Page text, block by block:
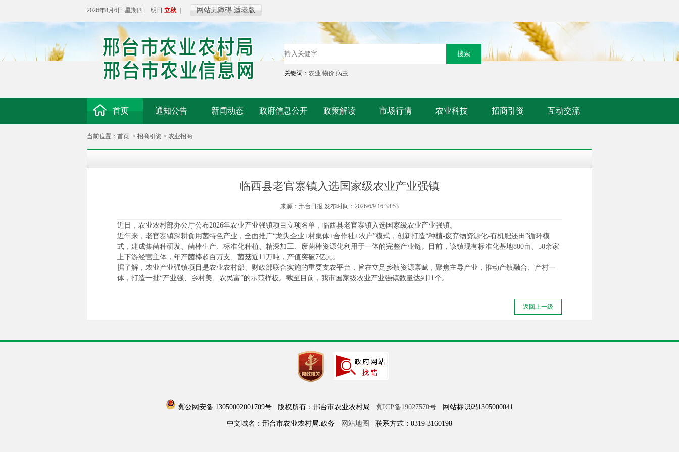
2026年8月6日 星期四 明日 立秋 网站无障碍 适老版
关键词： 农业 物价 病虫
首页 通知公告 新闻动态 政府信息公开 政策解读 市场行情 农业科技 招商引资 互动交流
当前位置： 首页 > 招商引资 > 农业招商
临西县老官寨镇入选国家级农业产业强镇
来源：邢台日报 发布时间：2026/6/9 16:38:53
近日，农业农村部办公厅公布2026年农业产业强镇项目立项名单，临西县老官寨镇入选国家级农业产业强镇。
近年来，老官寨镇深耕食用菌特色产业，全面推广“龙头企业+村集体+合作社+农户”模式，创新打造“种植-废弃物资源化-有机肥还田”循环模
式，建成集菌种研发、菌棒生产、标准化种植、精深加工、废菌棒资源化利用于一体的完整产业链。目前，该镇现有标准化基地800亩、50余家
上下游经营主体，年产菌棒超百万支、菌菇近11万吨，产值突破7亿元。
据了解，农业产业强镇项目是农业农村部、财政部联合实施的重要支农平台，旨在立足乡镇资源禀赋，聚焦主导产业，推动产镇融合、产村一
体，打造一批“产业强、乡村美、农民富”的示范样板。截至目前，我市国家级农业产业强镇数量达到11个。
返回上一级
冀公网安备 13050002001709号 版权所有：邢台市农业农村局 冀ICP备19027570号 网站标识码1305000041
中文域名：邢台市农业农村局.政务 网站地图 联系方式：0319-3160198